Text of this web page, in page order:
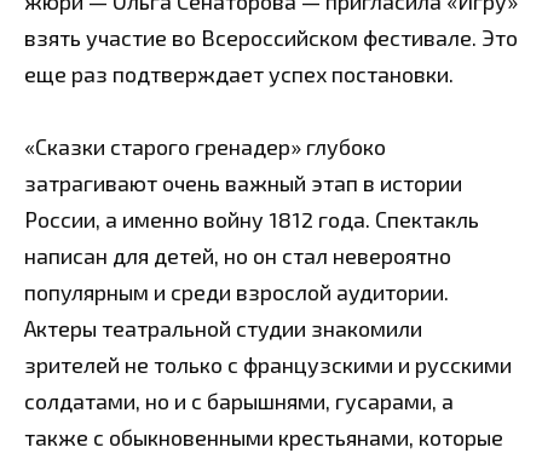
взять участие во Всероссийском фестивале. Это
еще раз подтверждает успех постановки.
«Сказки старого гренадер» глубоко
затрагивают очень важный этап в истории
России, а именно войну 1812 года. Спектакль
написан для детей, но он стал невероятно
популярным и среди взрослой аудитории.
Актеры театральной студии знакомили
зрителей не только с французскими и русскими
солдатами, но и с барышнями, гусарами, а
также с обыкновенными крестьянами, которые